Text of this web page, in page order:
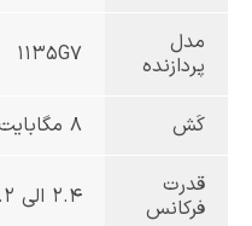
مدل
پردازنده
1135G7
کَش 8 مگابایت
قدرت
فرکانس
2.4 الی 4.2 گیگاهرتز